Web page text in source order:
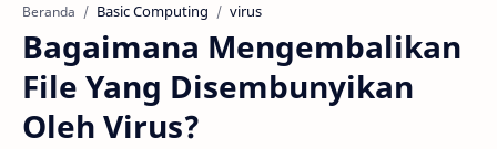
Beranda Basic Computing virus
Bagaimana Mengembalikan
File Yang Disembunyikan
Oleh Virus?